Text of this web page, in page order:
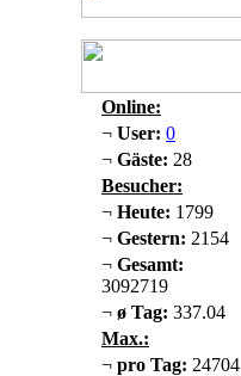
Online:
¬ User: 0
¬ Gäste: 28
Besucher:
¬ Heute: 1799
¬ Gestern: 2154
¬ Gesamt:
3092719
¬ ø Tag: 337.04
Max.:
¬ pro Tag: 24704